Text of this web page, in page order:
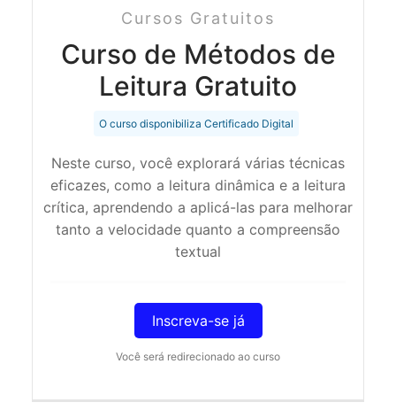
Cursos Gratuitos
Curso de Métodos de
Leitura Gratuito
O curso disponibiliza Certificado Digital
Neste curso, você explorará várias técnicas
eficazes, como a leitura dinâmica e a leitura
crítica, aprendendo a aplicá-las para melhorar
tanto a velocidade quanto a compreensão
textual
Inscreva-se já
Você será redirecionado ao curso